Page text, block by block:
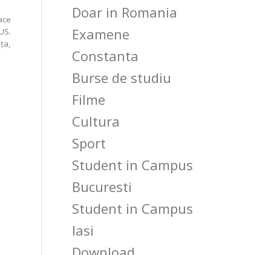
Doar in Romania
Examene
Constanta
Burse de studiu
Filme
Cultura
Sport
Student in Campus
Bucuresti
Student in Campus
Iasi